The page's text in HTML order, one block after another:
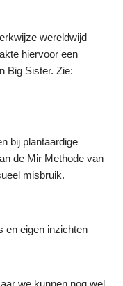
wereldwijd
hiervoor een
Big Sister. Zie:
bij plantaardige
de Mir Methode van
misbruik.
en eigen inzichten
we kunnen nog wel